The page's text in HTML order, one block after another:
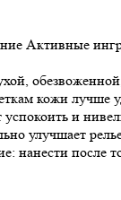
Активные
кожи лучше
и
улучшает
нанести после